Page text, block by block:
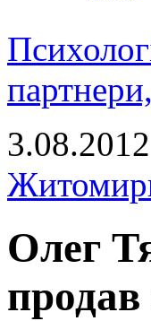
3.08.2012
Олег
продав